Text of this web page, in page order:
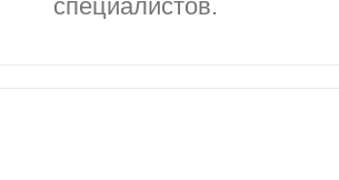
специалистов.